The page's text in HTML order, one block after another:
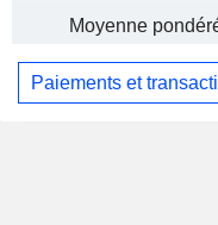
Moyenne
Paiements et